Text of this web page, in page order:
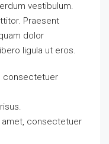
vestibulum.
Praesent
dolor
ligula ut eros.
consectetuer
consectetuer